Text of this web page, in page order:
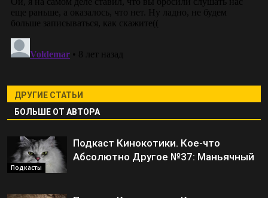
ДРУГИЕ СТАТЬИ
БОЛЬШЕ ОТ АВТОРА
Подкасты
Подкаст Кинокотики. Кое-что
Абсолютно Другое №37: Маньячный